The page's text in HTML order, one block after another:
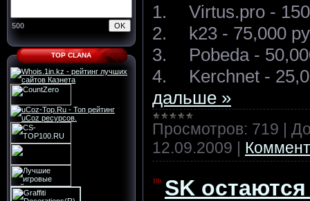
500
TOP CLANA
1.
Virtus.pro -
2.
k23 - 75,000
3.
Pobeda -
4.
Kerchnet -
дальше »
Просмотров: 719 |
12.09.2009 |
SK